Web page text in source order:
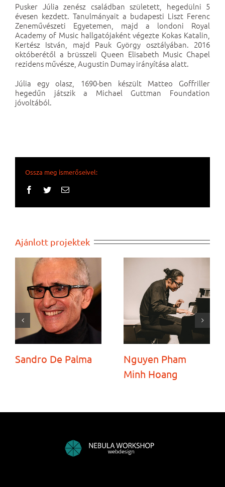
Pusker Júlia zenész családban született, hegedülni 5
évesen kezdett. Tanulmányait a budapesti Liszt Ferenc
Zeneművészeti Egyetemen, majd a londoni Royal
Academy of Music hallgatójaként végezte Kokas Katalin,
Kertész István, majd Pauk György osztályában. 2016
októberétől a brüsszeli Queen Elisabeth Music Chapel
rezidens művésze, Augustin Dumay irányítása alatt.
Júlia egy olasz, 1690-ben készült Matteo Goffriller
hegedűn játszik a Michael Guttman Foundation
jóvoltából.
Ossza meg ismerőseivel:
Facebook
TwitterEmail:
Ajánlott projektek
Sandro De Palma
Nguyen Pham
Minh Hoang